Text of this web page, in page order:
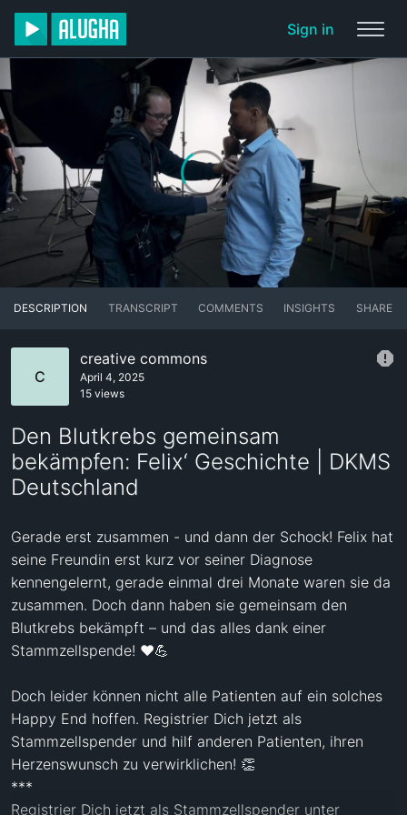
Sign in
DESCRIPTION TRANSCRIPT COMMENTS INSIGHTS SHARE
C
creative commons
April 4, 2025
15 views
Den Blutkrebs gemeinsam
bekämpfen: Felix‘ Geschichte | DKMS
Deutschland
Gerade erst zusammen - und dann der Schock! Felix hat
seine Freundin erst kurz vor seiner Diagnose
kennengelernt, gerade einmal drei Monate waren sie da
zusammen. Doch dann haben sie gemeinsam den
Blutkrebs bekämpft – und das alles dank einer
Stammzellspende! ❤️💪
Doch leider können nicht alle Patienten auf ein solches
Happy End hoffen. Registrier Dich jetzt als
Stammzellspender und hilf anderen Patienten, ihren
Herzenswunsch zu verwirklichen! 👏
***